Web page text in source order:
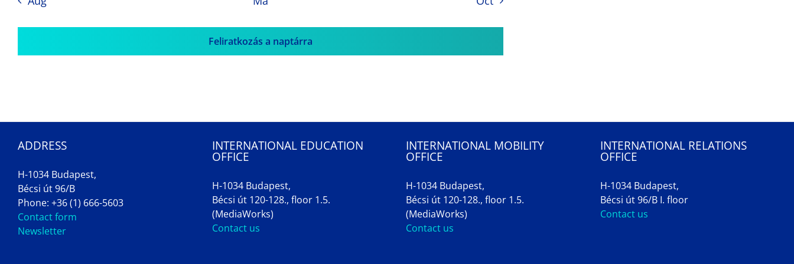
Feliratkozás a naptárra
ADDRESS
H-1034 Budapest,
Bécsi út 96/B
Phone: +36 (1) 666-5603
Contact form
Newsletter
INTERNATIONAL EDUCATION
OFFICE
H-1034 Budapest,
Bécsi út 120-128., floor 1.5.
(MediaWorks)
Contact us
INTERNATIONAL MOBILITY
OFFICE
H-1034 Budapest,
Bécsi út 120-128., floor 1.5.
(MediaWorks)
Contact us
INTERNATIONAL RELATIONS
OFFICE
H-1034 Budapest,
Bécsi út 96/B I. floor
Contact us